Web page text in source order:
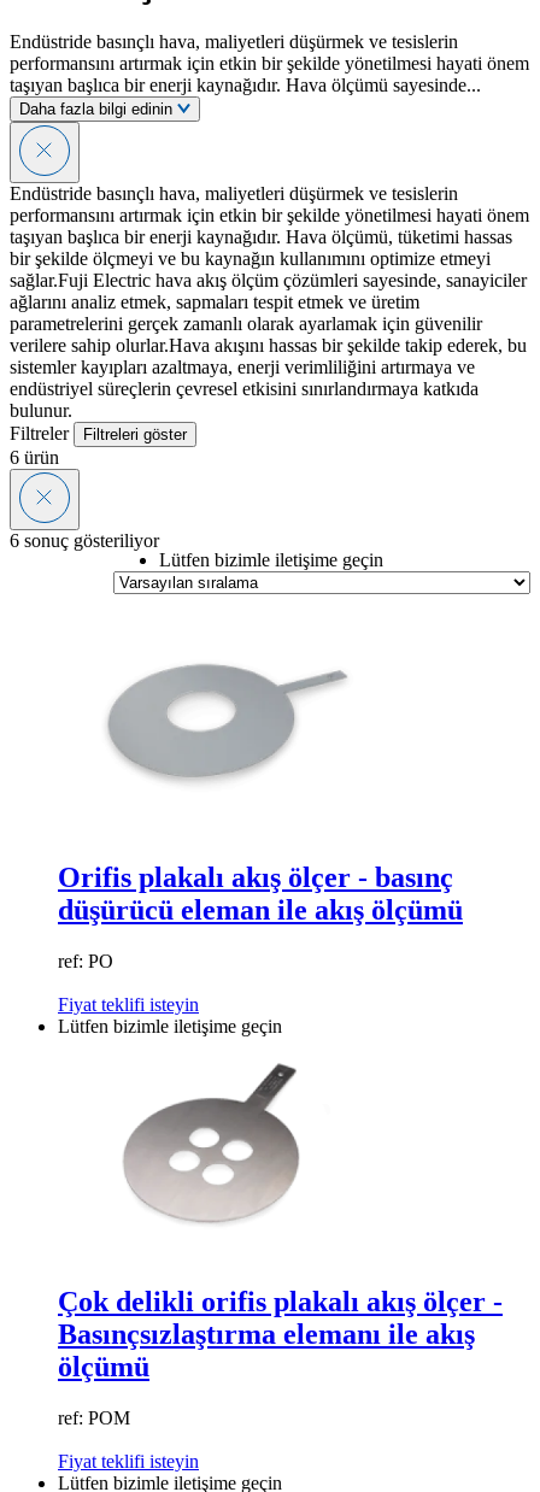
Endüstride basınçlı hava, maliyetleri düşürmek ve tesislerin
performansını artırmak için etkin bir şekilde yönetilmesi hayati önem
taşıyan başlıca bir enerji kaynağıdır. Hava ölçümü sayesinde...
Daha fazla bilgi edinin
Endüstride basınçlı hava, maliyetleri düşürmek ve tesislerin
performansını artırmak için etkin bir şekilde yönetilmesi hayati önem
taşıyan başlıca bir enerji kaynağıdır. Hava ölçümü, tüketimi hassas
bir şekilde ölçmeyi ve bu kaynağın kullanımını optimize etmeyi
sağlar.Fuji Electric hava akış ölçüm çözümleri sayesinde, sanayiciler
ağlarını analiz etmek, sapmaları tespit etmek ve üretim
parametrelerini gerçek zamanlı olarak ayarlamak için güvenilir
verilere sahip olurlar.Hava akışını hassas bir şekilde takip ederek, bu
sistemler kayıpları azaltmaya, enerji verimliliğini artırmaya ve
endüstriyel süreçlerin çevresel etkisini sınırlandırmaya katkıda
bulunur.
Filtreler
Filtreleri göster
6 ürün
6 sonuç gösteriliyor
Lütfen bizimle iletişime geçin
Orifis plakalı akış ölçer - basınç
düşürücü eleman ile akış ölçümü
ref: PO
Fiyat teklifi isteyin
Lütfen bizimle iletişime geçin
Çok delikli orifis plakalı akış ölçer -
Basınçsızlaştırma elemanı ile akış
ölçümü
ref: POM
Fiyat teklifi isteyin
Lütfen bizimle iletişime geçin